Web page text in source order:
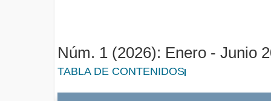
Núm. 1 (2026): Enero - Junio
TABLA DE CONTENIDOS